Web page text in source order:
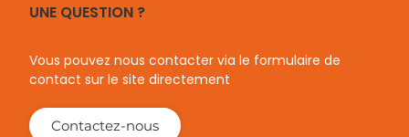
UNE QUESTION ?
Vous pouvez nous contacter via le formulaire de
contact sur le site directement
Contactez-nous